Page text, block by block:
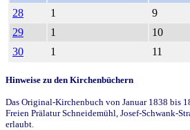
28
1 9
29
1 10
30
1 11
Hinweise zu den Kirchenbüchern
Das Original-Kirchenbuch von Januar 1838 bis
Freien Prälatur Schneidemühl, Josef-Schwank-
erlaubt.